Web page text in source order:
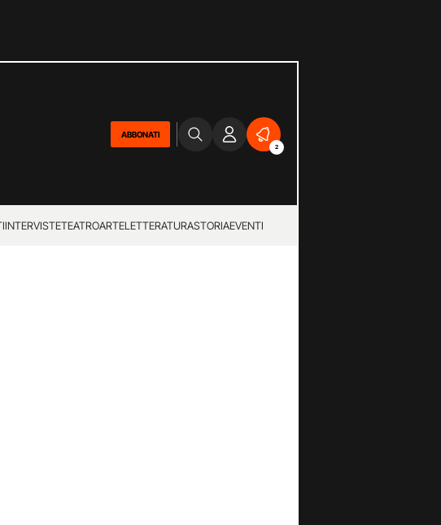
ABBONATI
2
INTERVISTETEATROARTELETTERATURASTORIAEVENTI